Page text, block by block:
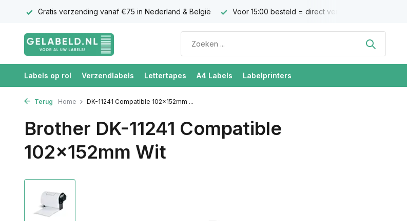
Gratis verzending vanaf €75 in Nederland & België Voor 15:00 besteld = direct verzonden
Labels op rol Verzendlabels Lettertapes A4 Labels Labelprinters
Terug Home DK-11241 Compatible 102x152mm ...
Brother DK-11241 Compatible
102x152mm Wit